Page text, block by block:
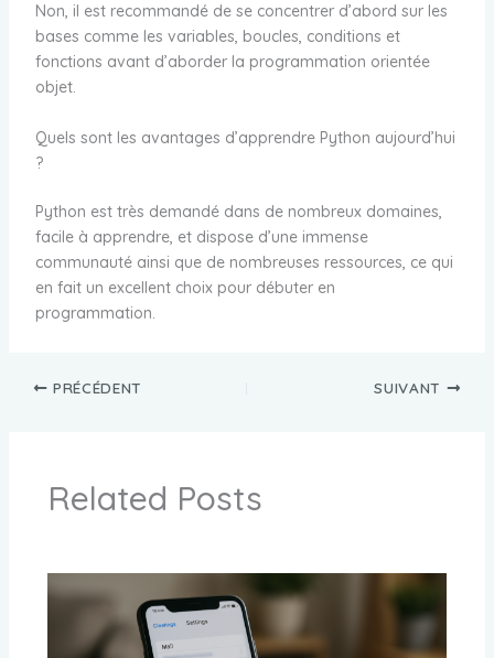
Non, il est recommandé de se concentrer d’abord sur les
bases comme les variables, boucles, conditions et
fonctions avant d’aborder la programmation orientée
objet.
Quels sont les avantages d’apprendre Python aujourd’hui
?
Python est très demandé dans de nombreux domaines,
facile à apprendre, et dispose d’une immense
communauté ainsi que de nombreuses ressources, ce qui
en fait un excellent choix pour débuter en
programmation.
PRÉCÉDENT SUIVANT
Related Posts